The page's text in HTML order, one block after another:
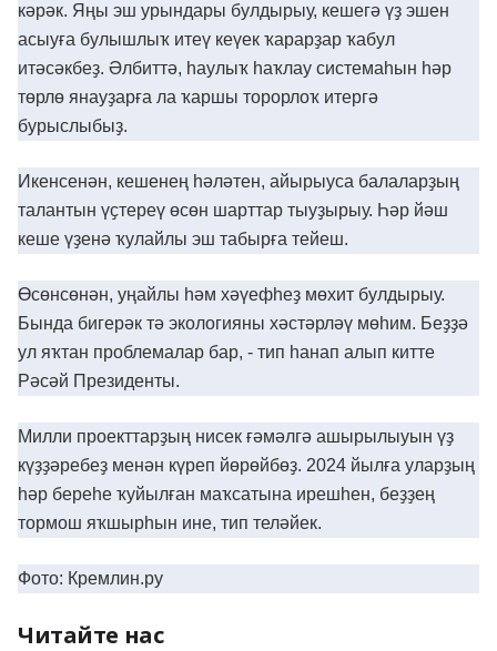
кəрəк. Яңы эш урындары булдырыу, кешегə үҙ эшен
асыуға булышлыҡ итеү кеүек ҡарарҙар ҡабул
итəсəкбеҙ. Əлбиттə, һаулыҡ һаҡлау системаһын һəр
төрлө янауҙарға ла ҡаршы торорлоҡ итергə
бурыслыбыҙ.
Икенсенəн, кешенең һəлəтен, айырыуса балаларҙың
талантын үҫтереү өсөн шарттар тыуҙырыу. Һəр йəш
кеше үҙенə ҡулайлы эш табырға тейеш.
Өсөнсөнəн, уңайлы һəм хəүефһеҙ мөхит булдырыу.
Бында бигерəк тə экологияны хəстəрлəү мөһим. Беҙҙə
ул яҡтан проблемалар бар, - тип һанап алып китте
Рəсəй Президенты.
Милли проекттарҙың нисек ғəмəлгə ашырылыуын үҙ
күҙҙəребеҙ менəн күреп йөрөйбөҙ. 2024 йылға уларҙың
һəр береһе ҡуйылған маҡсатына ирешһен, беҙҙең
тормош яҡшырһын ине, тип телəйек.
Фото: Кремлин.ру
Читайте нас